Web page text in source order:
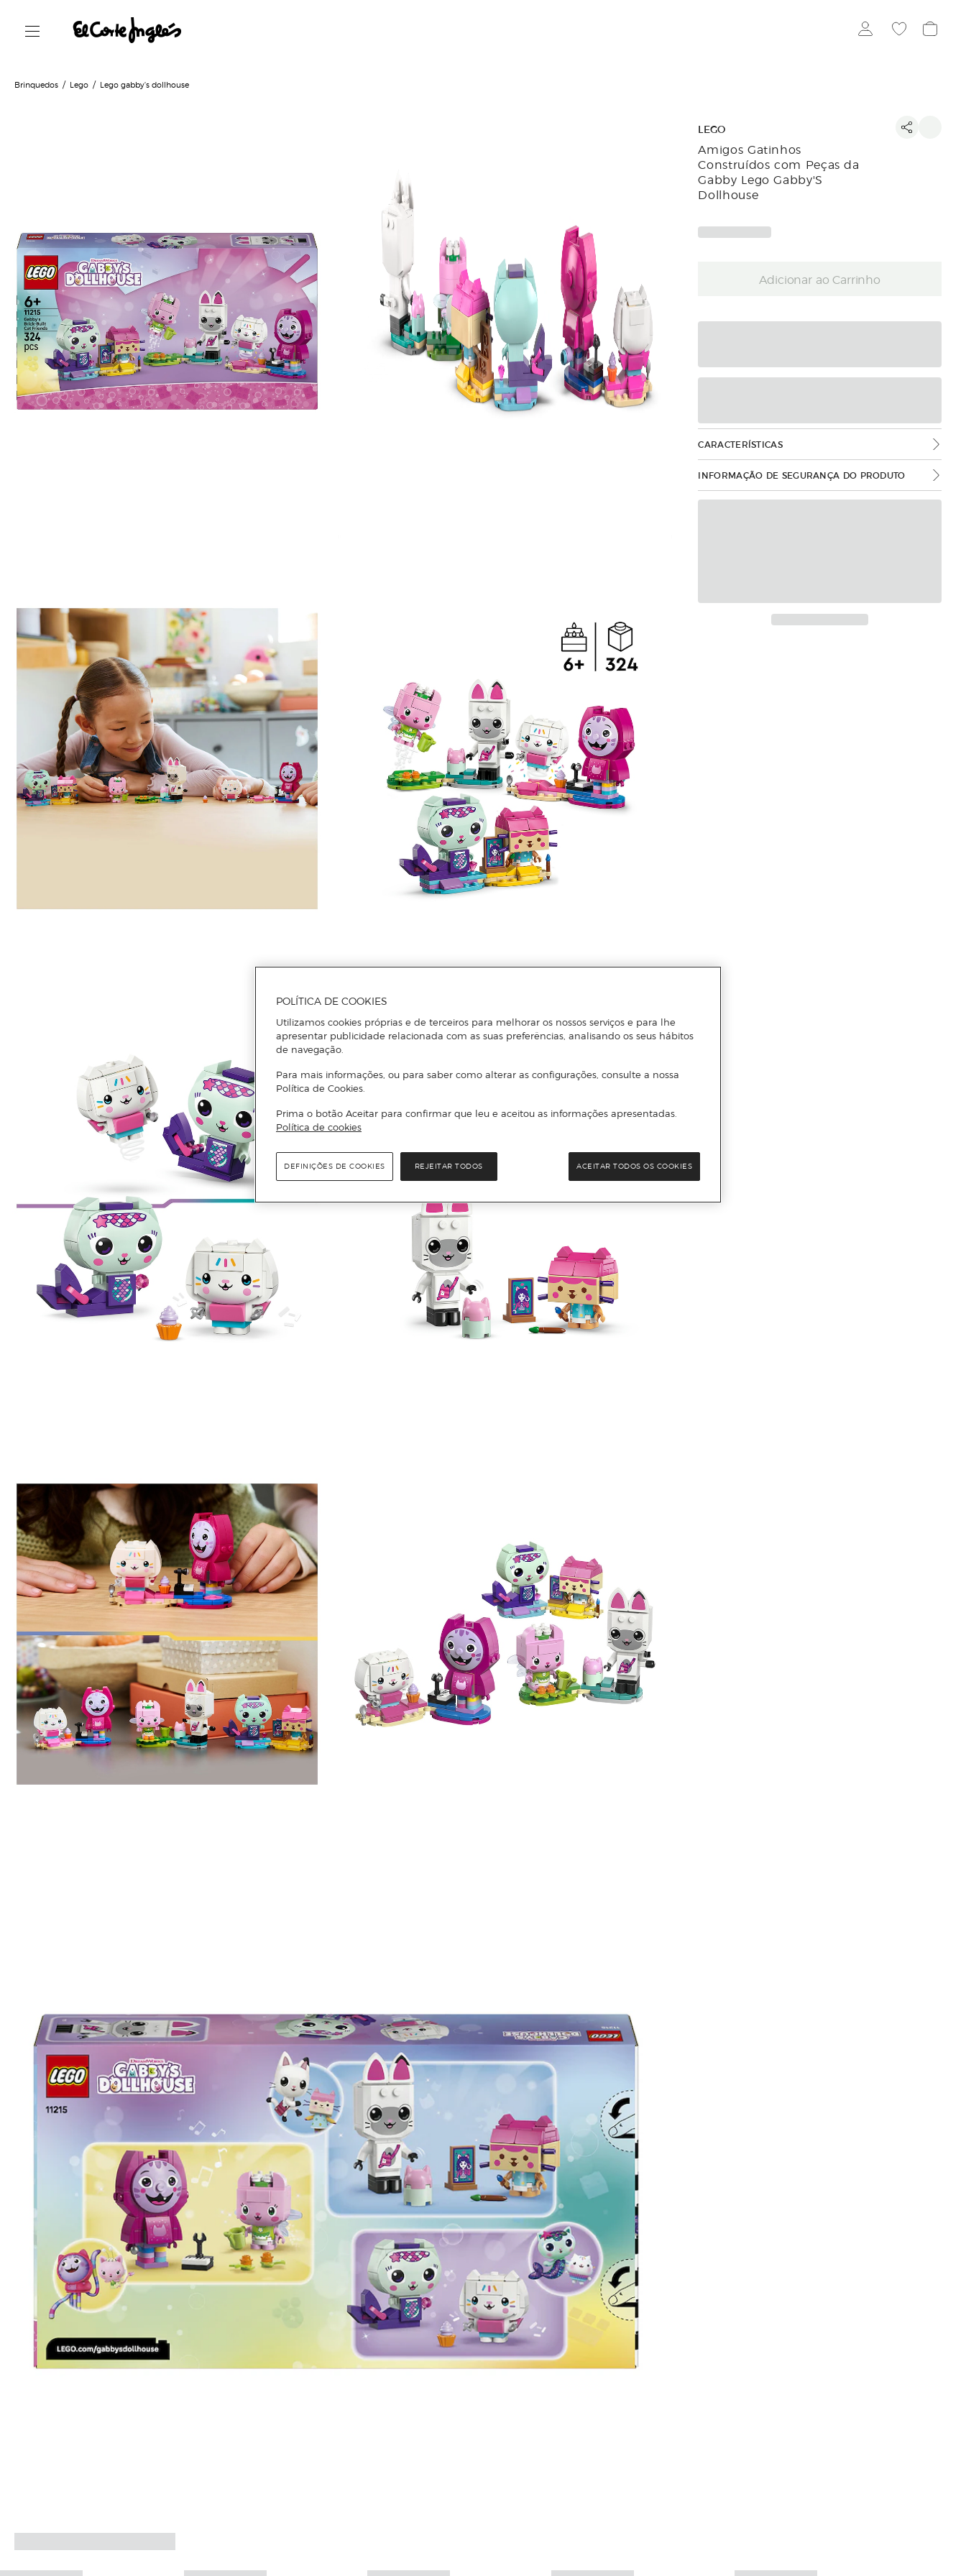
Brinquedos Lego Lego gabby's dollhouse
LEGO
Amigos Gatinhos
Construídos com Peças da
Gabby Lego Gabby'S
Dollhouse
Adicionar ao Carrinho
CARACTERÍSTICAS
INFORMAÇÃO DE SEGURANÇA DO PRODUTO
POLÍTICA DE COOKIES
Utilizamos cookies próprias e de terceiros para melhorar os nossos serviços e para lhe
apresentar publicidade relacionada com as suas preferências, analisando os seus hábitos
de navegação.
Para mais informações, ou para saber como alterar as configurações, consulte a nossa
Política de Cookies.
Prima o botão Aceitar para confirmar que leu e aceitou as informações apresentadas.
Política de cookies
REJEITAR TODOS ACEITAR TODOS OS COOKIES
DEFINIÇÕES DE COOKIES